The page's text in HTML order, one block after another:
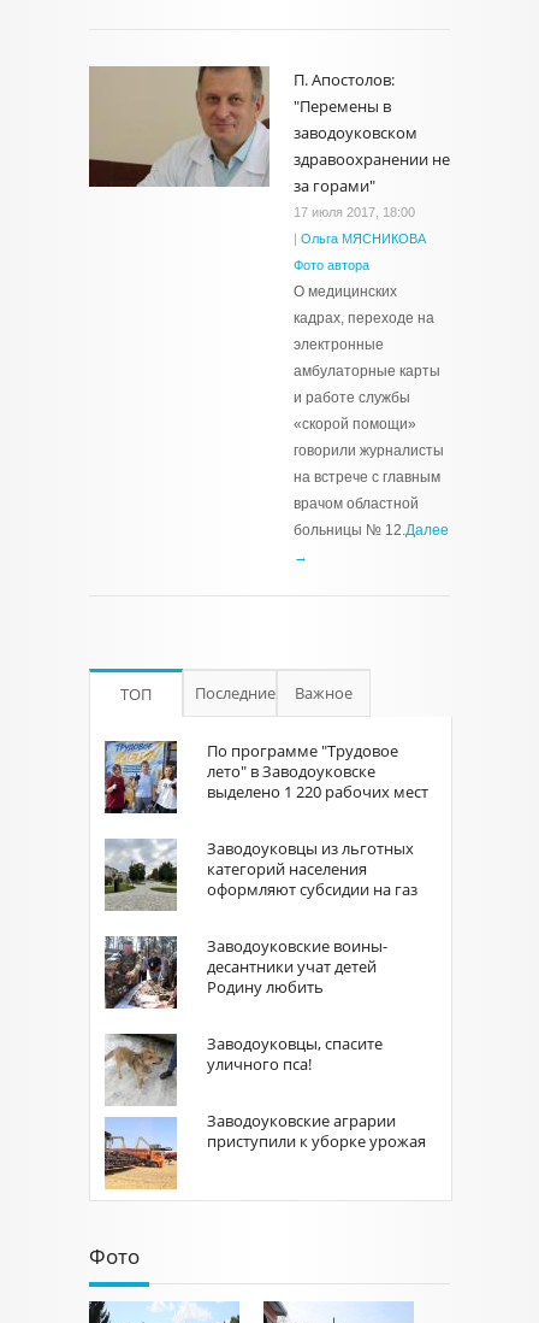
П. Апостолов:
"Перемены в
заводоуковском
здравоохранении не
за горами"
17 июля 2017, 18:00
| Ольга МЯСНИКОВА
Фото автора
О медицинских
кадрах, переходе на
электронные
амбулаторные карты
и работе службы
«скорой помощи»
говорили журналисты
на встрече с главным
врачом областной
больницы № 12.Далее
→
ТОП Последние Важное
По программе "Трудовое
лето" в Заводоуковске
выделено 1 220 рабочих мест
Заводоуковцы из льготных
категорий населения
оформляют субсидии на газ
Заводоуковские воины-
десантники учат детей
Родину любить
Заводоуковцы, спасите
уличного пса!
Заводоуковские аграрии
приступили к уборке урожая
Фото